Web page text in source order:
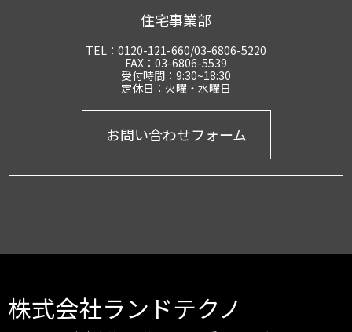
住宅事業部
TEL：0120-121-660/​03-6806-5220
FAX：03-6806-5539
受付時間：9:30~18:30
定休日：火曜・水曜日
お問い合わせフォーム
株式会社ランドテクノ